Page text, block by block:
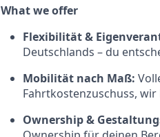
What we offer
Flexibilität &
Deutschlands – du
Mobilität nach Maß:
Fahrtkostenzuschuss,
Ownership &